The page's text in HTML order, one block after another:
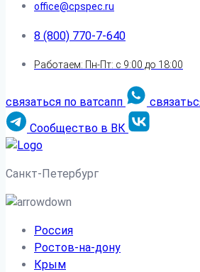
office@cpspec.ru
8 (800) 770-7-640
Работаем: Пн-Пт: с 9:00 до 18:00
связаться по ватсапп
Сообщество в ВК
Санкт-Петербург
Россия
Ростов-на-дону
Крым